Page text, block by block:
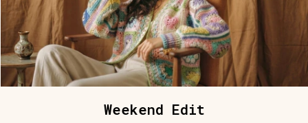
Weekend Edit